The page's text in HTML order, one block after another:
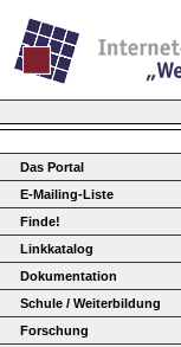
Das Portal
E-Mailing-Liste
Finde!
Linkkatalog
Dokumentation
Schule / Weiterbildung
Forschung